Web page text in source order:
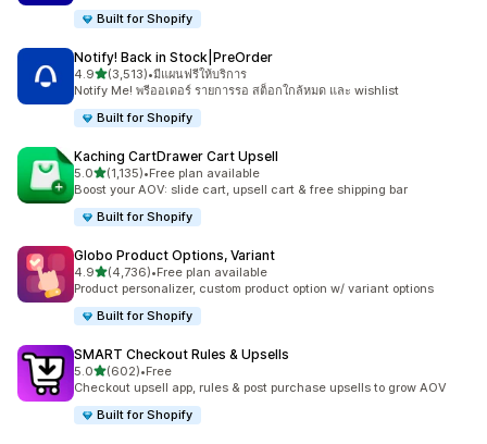
Built for Shopify
Notify! Back in Stock|PreOrder
4.9เต็ม 5 ดาว
(3,513)
ทั้งหมด 3513 รีวิว
•มีแผนฟรีให้บริการ
Notify Me! พรีออเดอร์ รายการรอ สต็อกใกล้หมด และ wishlist
Built for Shopify
Kaching CartDrawer Cart Upsell
5.0เต็ม 5 ดาว
(1,135)
ทั้งหมด 1135 รีวิว
•Free plan available
Boost your AOV: slide cart, upsell cart & free shipping bar
Built for Shopify
Globo Product Options, Variant
4.9เต็ม 5 ดาว
(4,736)
ทั้งหมด 4736 รีวิว
•Free plan available
Product personalizer, custom product option w/ variant options
Built for Shopify
SMART Checkout Rules & Upsells
5.0เต็ม 5 ดาว
(602)
ทั้งหมด 602 รีวิว
•Free
Checkout upsell app, rules & post purchase upsells to grow AOV
Built for Shopify